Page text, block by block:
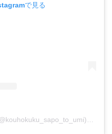
で見る
後見的支援室さぽーと・うみ(@kouhokuku_sapo_to_umi)がシェアした投稿